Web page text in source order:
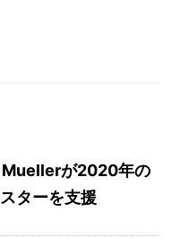
が2020年の
ターを支援